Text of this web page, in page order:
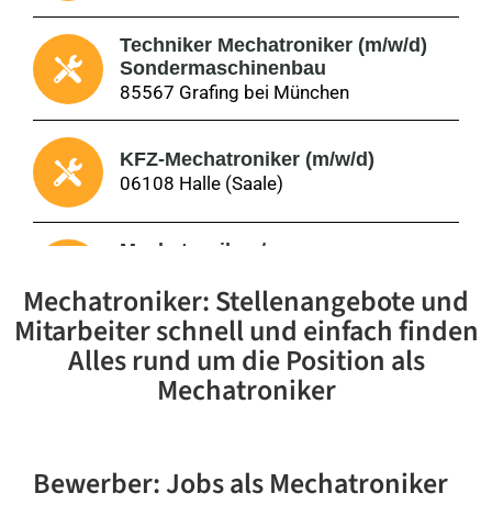
Techniker Mechatroniker (m/w/d)
Sondermaschinenbau
85567 Grafing bei München
KFZ-Mechatroniker (m/w/d)
06108 Halle (Saale)
Mechatroniker /
89611 Obermarchtal
Elektroniker / Mechatroniker
(m/w/d) für Krananlagen und
Hebezeuge
Schwerpunkt Nutzfahrzeuge inkl.
Mechatroniker: Stellenangebote und
Mitarbeiter schnell und einfach finden
Alles rund um die Position als
Mechatroniker
Bewerber:Jobs als Mechatroniker